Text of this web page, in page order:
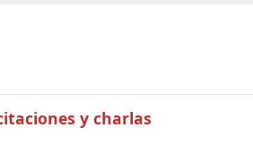
y charlas